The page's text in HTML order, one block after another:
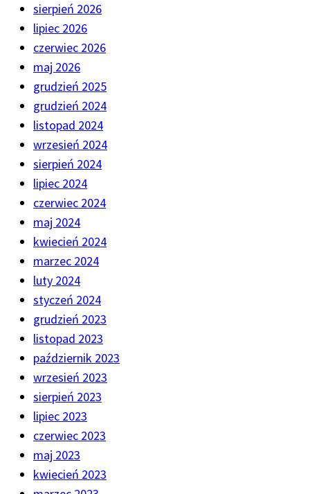
sierpień 2026
lipiec 2026
czerwiec 2026
maj 2026
grudzień 2025
grudzień 2024
listopad 2024
wrzesień 2024
sierpień 2024
lipiec 2024
czerwiec 2024
maj 2024
kwiecień 2024
marzec 2024
luty 2024
styczeń 2024
grudzień 2023
listopad 2023
październik 2023
wrzesień 2023
sierpień 2023
lipiec 2023
czerwiec 2023
maj 2023
kwiecień 2023